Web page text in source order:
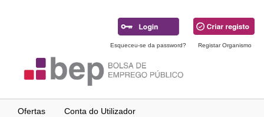
Esqueceu-se da password? Registar Organismo
Ofertas Conta do Utilizador